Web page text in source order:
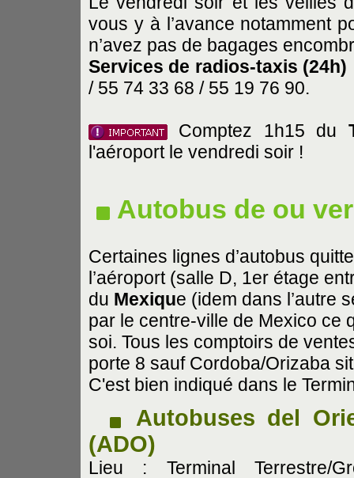
vous y à l’avance notamment
n’avez pas de bagages
Services de radios-taxis (24h)
/ 55 74 33 68 / 55 19 76 90.
Comptez 1h15 du
l'aéroport le vendredi soir !
Autobus de ou
Certaines lignes d’autobus
l’aéroport (salle D, 1er étage
du Mexique (idem dans l’autre
par le centre-ville de Mexico ce
soi. Tous les comptoirs de
porte 8 sauf Cordoba/Orizaba
C'est bien indiqué dans le
Autobuses del
(ADO)
Lieu : Terminal Terrestre/